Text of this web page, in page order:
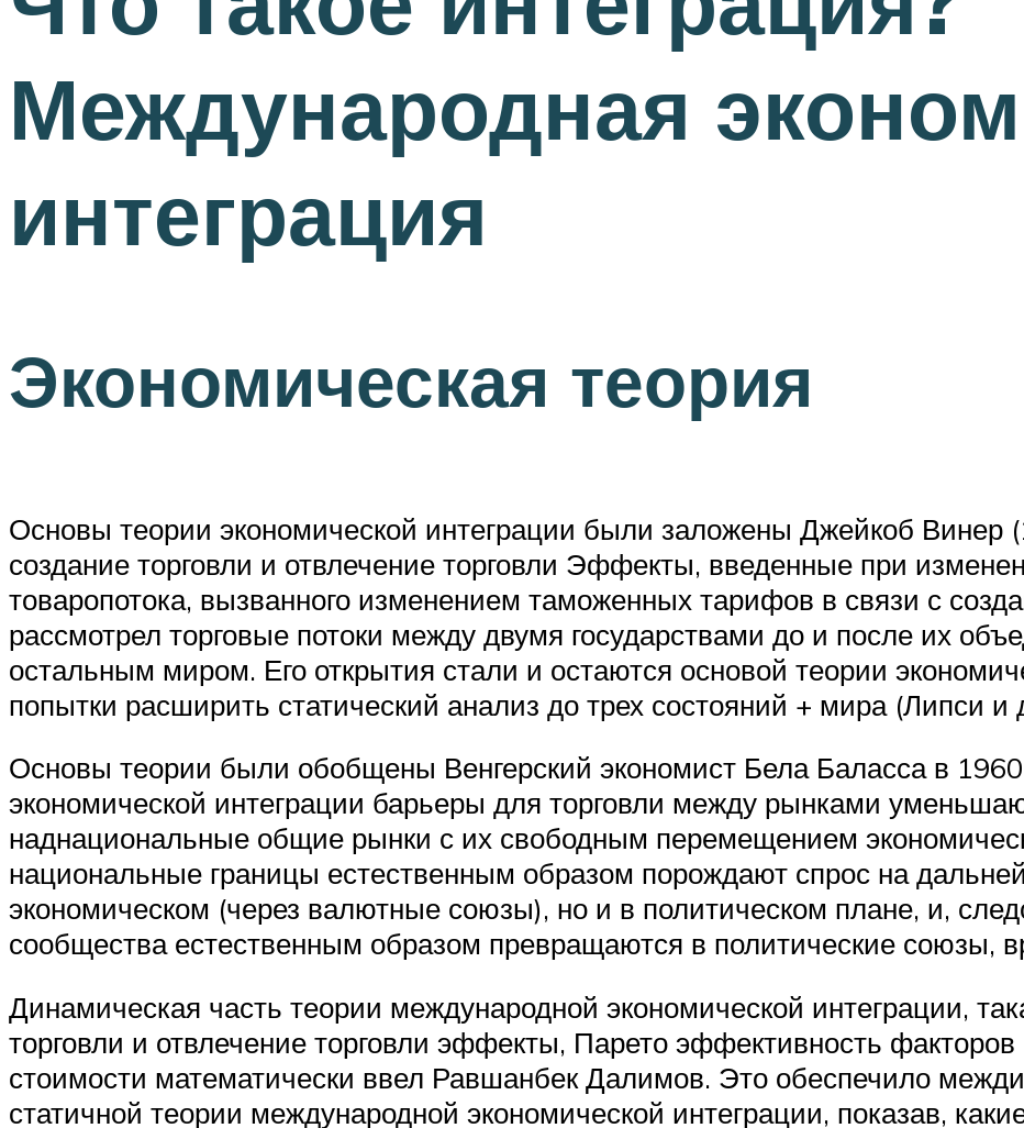
Международная
интеграция
Экономическая теория
Основы теории экономической интеграции были заложены Джейкоб Винер
создание торговли и отвлечение торговли Эффекты, введенные при
товаропотока, вызванного изменением таможенных тарифов в связи с
рассмотрел торговые потоки между двумя государствами до и после их
остальным миром. Его открытия стали и остаются основой теории
попытки расширить статический анализ до трех состояний + мира (Липси
Основы теории были обобщены Венгерский экономист Бела Баласса в
экономической интеграции барьеры для торговли между рынками
наднациональные общие рынки с их свободным перемещением
национальные границы естественным образом порождают спрос на
экономическом (через валютные союзы), но и в политическом плане, и,
сообщества естественным образом превращаются в политические союзы,
Динамическая часть теории международной экономической интеграции,
торговли и отвлечение торговли эффекты, Парето эффективность
стоимости математически ввел Равшанбек Далимов. Это обеспечило
статичной теории международной экономической интеграции, показав,